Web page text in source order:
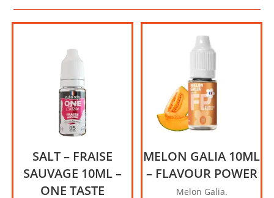
SALT – FRAISE
SAUVAGE 10ML –
ONE TASTE
MELON GALIA 10ML
– FLAVOUR POWER
Melon Galia.